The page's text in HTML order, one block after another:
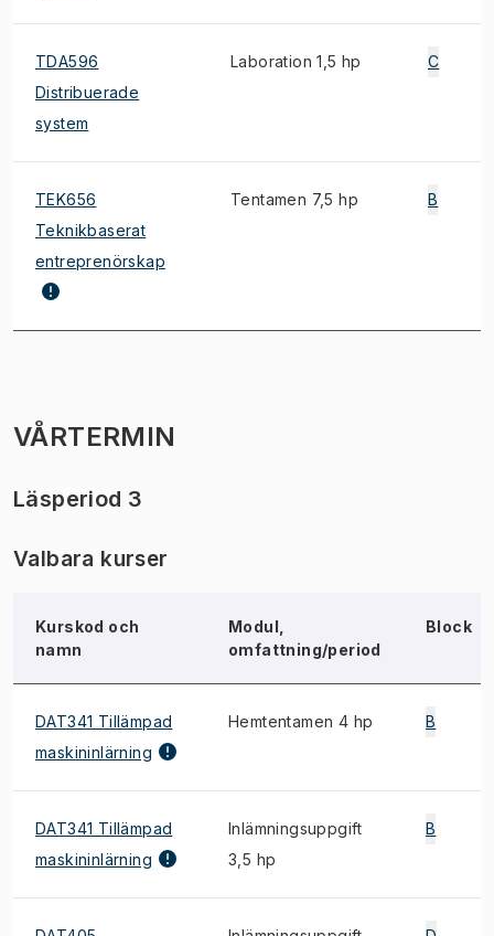
TDA596
Distribuerade
system
Laboration 1,5 hp C
TEK656
Teknikbaserat
entreprenörskap
Tentamen 7,5 hp B
VÅRTERMIN
Läsperiod 3
Valbara kurser
Kurskod och
namn
Modul,
omfattning/period
Block
DAT341 Tillämpad
maskininlärning
Hemtentamen 4 hp B
DAT341 Tillämpad
maskininlärning
Inlämningsuppgift
3,5 hp
B